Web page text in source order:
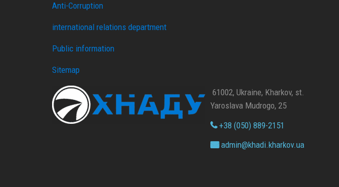
Anti-Corruption
international relations department
Public information
Sitemap
61002, Ukraine, Kharkov, st.
Yaroslava Mudrogo, 25
+38 (050) 889-2151
admin@khadi.kharkov.ua